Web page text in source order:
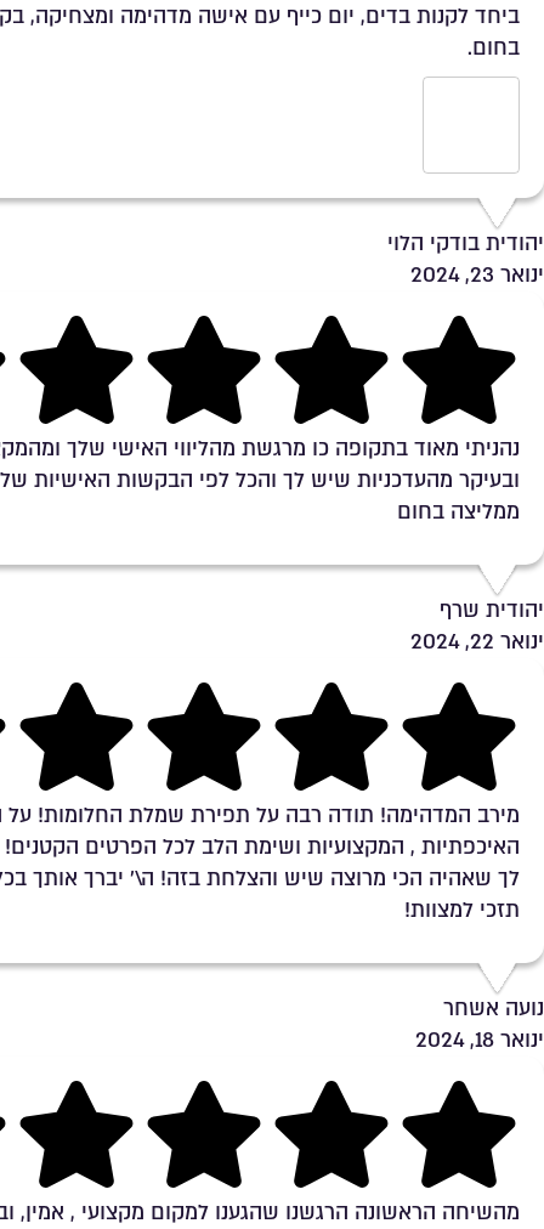
ביחד לקנות בדים, יום כייף עם אישה מדהימה ומצחיקה,
בחום.
יהודית בודקי הלוי
ינואר 23, 2024
Rating 5 out of 5
נהניתי מאוד בתקופה כו מרגשת מהליווי האישי שלך
ובעיקר מהעדכניות שיש לך והכל לפי הבקשות האישיות
ממליצה בחום
יהודית שרף
ינואר 22, 2024
Rating 5 out of 5
מירב המדהימה! תודה רבה על תפירת שמלת החלומות! על
האיכפתיות , המקצועיות ושימת הלב לכל הפרטים
לך שאהיה הכי מרוצה שיש והצלחת בזה! ה\' יברך אותך
תזכי למצוות!
נועה אשחר
ינואר 18, 2024
Rating 5 out of 5
מהשיחה הראשונה הרגשנו שהגענו למקום מקצועי , אמין,